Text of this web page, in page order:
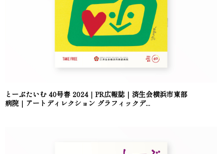
とーぶたいむ 40号春 2024｜PR広報誌｜済生会横浜市東部
病院｜アートディレクション グラフィックデ...